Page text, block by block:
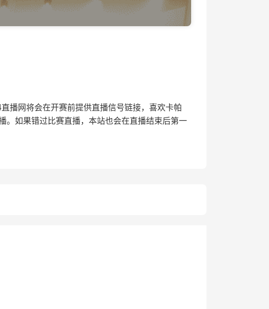
播网将会在开赛前提供直播信号链接，喜欢卡帕
。如果错过比赛直播，本站也会在直播结束后第一